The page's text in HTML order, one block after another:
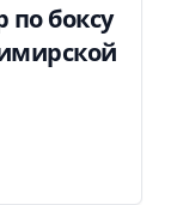
боксу